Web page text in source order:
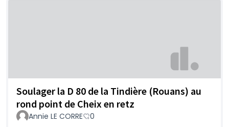
Soulager la D 80 de la Tindière (Rouans) au
rond point de Cheix en retz
Annie LE CORRE 0